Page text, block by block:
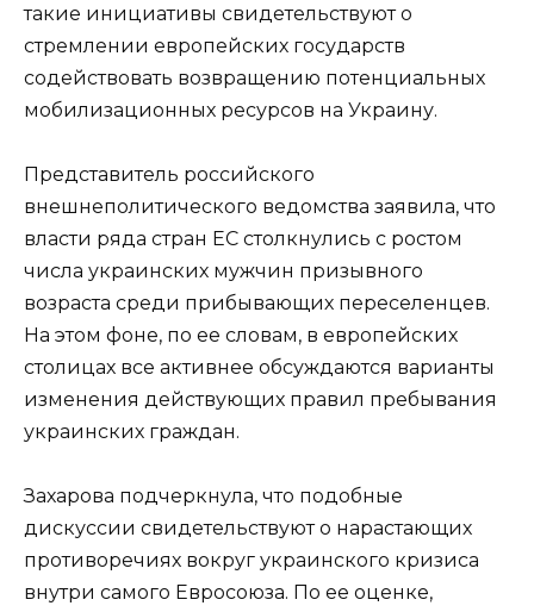
такие инициативы свидетельствуют о
стремлении европейских государств
содействовать возвращению потенциальных
мобилизационных ресурсов на Украину.
Представитель российского
внешнеполитического ведомства заявила, что
власти ряда стран ЕС столкнулись с ростом
числа украинских мужчин призывного
возраста среди прибывающих переселенцев.
На этом фоне, по ее словам, в европейских
столицах все активнее обсуждаются варианты
изменения действующих правил пребывания
украинских граждан.
Захарова подчеркнула, что подобные
дискуссии свидетельствуют о нарастающих
противоречиях вокруг украинского кризиса
внутри самого Евросоюза. По ее оценке,